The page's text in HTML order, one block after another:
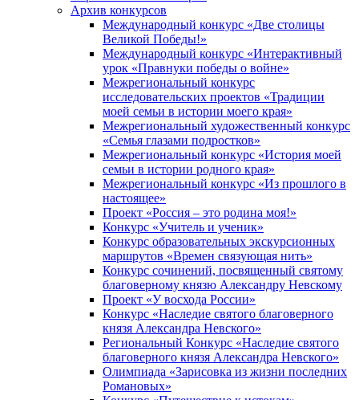
Архив конкурсов
Международный конкурс «Две столицы
Великой Победы!»
Международный конкурс «Интерактивный
урок «Правнуки победы о войне»
Межрегиональный конкурс
исследовательских проектов «Традиции
моей семьи в истории моего края»
Межрегиональный художественный конкурс
«Семья глазами подростков»
Межрегиональный конкурс «История моей
семьи в истории родного края»
Межрегиональный конкурс «Из прошлого в
настоящее»
Проект «Россия – это родина моя!»
Конкурс «Учитель и ученик»
Конкурс образовательных экскурсионных
маршрутов «Времен связующая нить»
Конкурс сочинений, посвященный святому
благоверному князю Александру Невскому
Проект «У восхода России»
Конкурс «Наследие святого благоверного
князя Александра Невского»
Региональный Конкурс «Наследие святого
благоверного князя Александра Невского»
Олимпиада «Зарисовка из жизни последних
Романовых»